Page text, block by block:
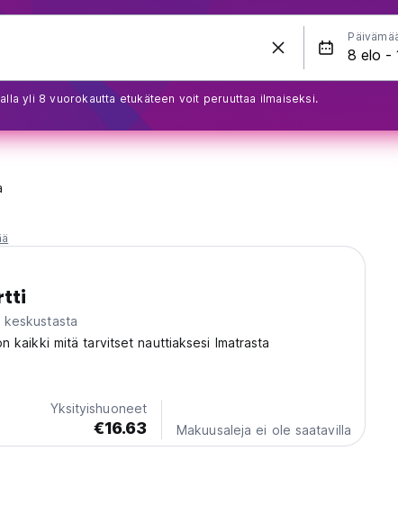
yli 8 vuorokautta etukäteen voit peruuttaa ilmaiseksi.
keskustasta
kaikki mitä tarvitset nauttiaksesi Imatrasta
Yksityishuoneet
€16.63 Makuusaleja ei ole saatavilla